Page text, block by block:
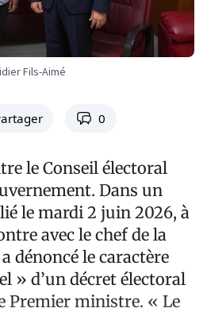
Fils-Aimé
0
le Conseil électoral
Dans un
le mardi 2 juin 2026, à
avec le chef de la
dénoncé le caractère
» d’un décret électoral
Premier ministre. « Le